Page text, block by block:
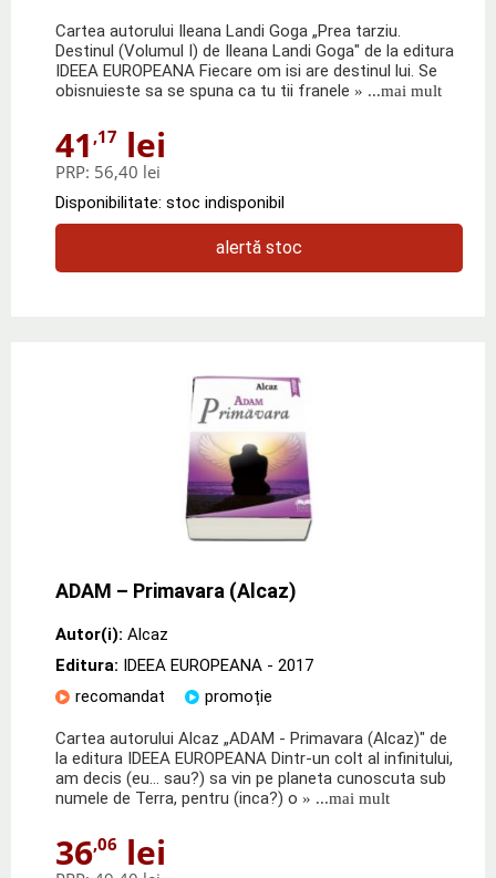
Cartea autorului Ileana Landi Goga „Prea tarziu.
Destinul (Volumul I) de Ileana Landi Goga" de la editura
IDEEA EUROPEANA Fiecare om isi are destinul lui. Se
obisnuieste sa se spuna ca tu tii franele » ...mai mult
41 ,17 lei
PRP: 56,40 lei
Disponibilitate: stoc indisponibil
alertă stoc
ADAM – Primavara (Alcaz)
Autor(i): Alcaz
Editura: IDEEA EUROPEANA - 2017
recomandat
promoție
Cartea autorului Alcaz „ADAM - Primavara (Alcaz)" de
la editura IDEEA EUROPEANA Dintr-un colt al infinitului,
am decis (eu… sau?) sa vin pe planeta cunoscuta sub
numele de Terra, pentru (inca?) o » ...mai mult
36,06 lei